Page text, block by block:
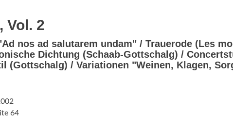
Vol. 2
nos ad salutarem undam" / Trauerode (Les
Dichtung (Schaab-Gottschalg) /
(Gottschalg) / Variationen "Weinen, Klagen,
64